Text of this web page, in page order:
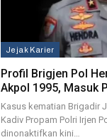
Jejak Karier
Profil Brigjen Pol
Akpol 1995, Masuk
Kasus kematian Brigadir
Kadiv Propam Polri Irjen
dinonaktifkan kini…